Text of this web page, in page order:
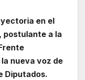
en el
postulante a la
nueva voz de
Diputados.